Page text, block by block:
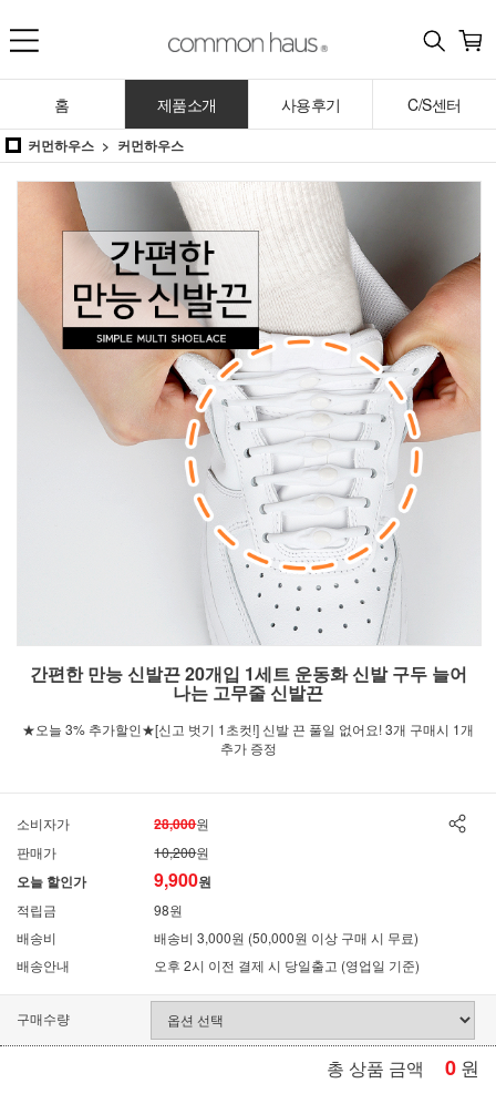
홈 제품소개 사용후기 C/S센터
커먼하우스 커먼하우스
간편한 만능 신발끈 20개입 1세트 운동화 신발 구두 늘어
나는 고무줄 신발끈
★오늘 3% 추가할인★[신고 벗기 1초컷!] 신발 끈 풀일 없어요! 3개 구매시 1개
추가 증정
소비자가 28,000원
판매가
10,200원
오늘 할인가 9,900원
적립금
98원
배송비
배송비 3,000원 (50,000원 이상 구매 시 무료)
배송안내
오후 2시 이전 결제 시 당일출고 (영업일 기준)
구매수량
총 상품 금액 0 원